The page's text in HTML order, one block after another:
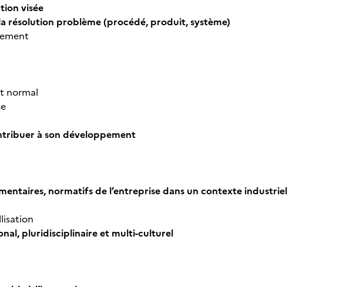
visée
résolution problème (procédé, produit, système)
normal
à son développement
normatifs de l’entreprise dans un contexte industriel
pluridisciplinaire et multi-culturel